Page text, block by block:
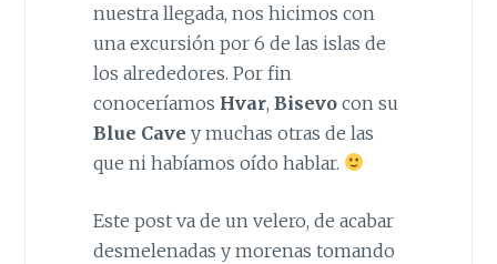
nuestra llegada, nos hicimos con
una excursión por 6 de las islas de
los alrededores. Por fin
conoceríamos Hvar, Bisevocon su
Blue Cave y muchas otras de las
que ni habíamos oído hablar.
Este post va de un velero, de acabar
desmelenadas y morenas tomando